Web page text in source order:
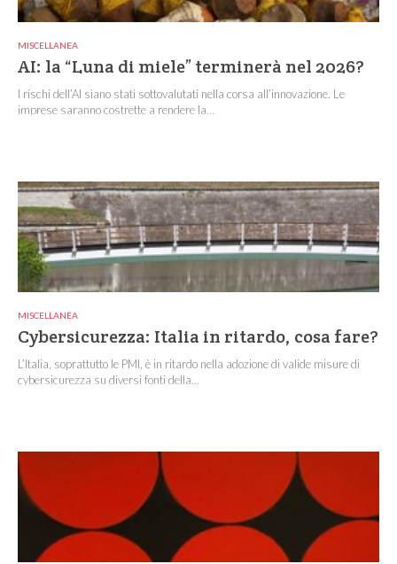
MISCELLANEA
AI: la “Luna di miele” terminerà nel 2026?
I rischi dell’AI siano stati sottovalutati nella corsa all’innovazione. Le
imprese saranno costrette a rendere la...
MISCELLANEA
Cybersicurezza: Italia in ritardo, cosa fare?
L’Italia, soprattutto le PMI, è in ritardo nella adozione di valide misure di
cybersicurezza su diversi fonti della...